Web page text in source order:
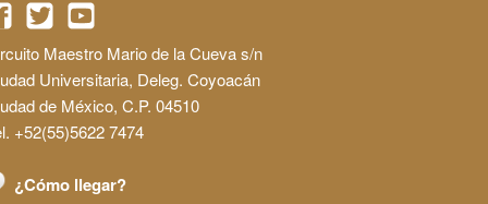
Maestro Mario de la Cueva s/n
Universitaria, Deleg. Coyoacán
de México, C.P. 04510
+52(55)5622 7474
¿Cómo llegar?